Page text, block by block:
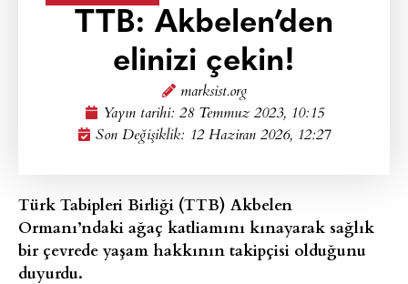
TTB: Akbelen’den
elinizi çekin!
marksist.org
Yayın tarihi: 28 Temmuz 2023, 10:15
Son Değişiklik: 12 Haziran 2026, 12:27
Türk Tabipleri Birliği (TTB) Akbelen
Ormanı’ndaki ağaç katliamını kınayarak sağlık
bir çevrede yaşam hakkının takipçisi olduğunu
duyurdu.